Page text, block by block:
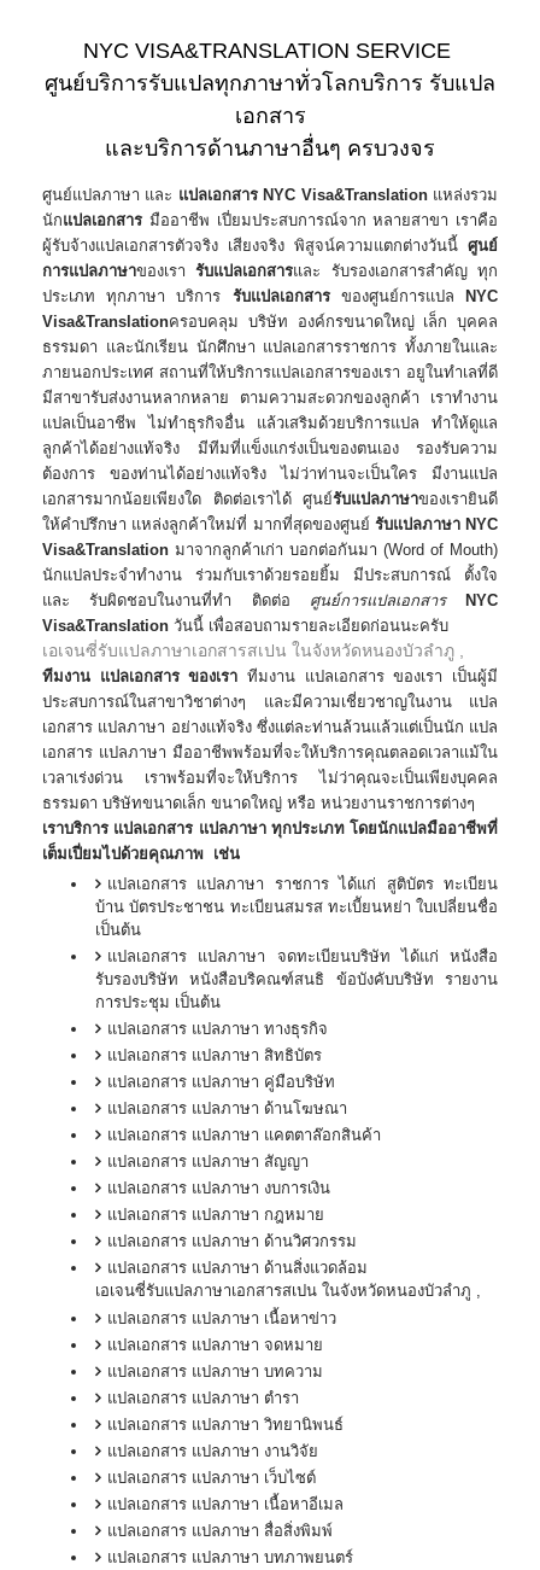
NYC VISA&TRANSLATION SERVICE
ศูนย์บริการรับแปลทุกภาษาทั่วโลกบริการ รับแปล
เอกสาร
​และบริการด้านภาษาอื่นๆ ครบวงจร​
ศูนย์แปลภาษา และ แปลเอกสาร NYC Visa&Translationแหล่งรวม
นักแปลเอกสาร มืออาชีพ เปี่ยมประสบการณ์จาก หลายสาขา เราคือ
ผู้รับจ้างแปลเอกสารตัวจริง เสียงจริง พิสูจน์ความแตกต่างวันนี้ ศูนย์
การแปลภาษาของเรารับแปลเอกสารและ รับรองเอกสารสำคัญ ทุก
ประเภท ทุกภาษา บริการ รับแปลเอกสาร ของศูนย์การแปล
NYC
Visa&Translationครอบคลุม บริษัท องค์กรขนาดใหญ่ เล็ก บุคคล
ธรรมดา และนักเรียน นักศึกษา แปลเอกสารราชการ ทั้งภายในและ
ภายนอกประเทศ สถานที่ให้บริการแปลเอกสารของเรา อยูในทำเลที่ดี
มีสาขารับส่งงานหลากหลาย ตามความสะดวกของลูกค้า เราทำงาน
แปลเป็นอาชีพ ไม่ทำธุรกิจอื่น แล้วเสริมด้วยบริการแปล ทำให้ดูแล
ลูกค้าได้อย่างแท้จริง มีทีมที่แข็งแกร่งเป็นของตนเอง รองรับความ
ต้องการ ของท่านได้อย่างแท้จริง ไม่ว่าท่านจะเป็นใคร มีงานแปล
เอกสารมากน้อยเพียงใด ติดต่อเราได้ ศูนย์รับแปลภาษาของเรายินดี
ให้คำปรึกษา แหล่งลูกค้าใหม่ที่ มากที่สุดของศูนย์ รับแปลภาษา NYC
Visa&Translation มาจากลูกค้าเก่า บอกต่อกันมา (Word of Mouth)
นักแปลประจำทำงาน ร่วมกับเราด้วยรอยยิ้ม มีประสบการณ์ ตั้งใจ
และ รับผิดชอบในงานที่ทำ ติดต่อ ศูนย์การแปลเอกสาร
NYC
Visa&Translation วันนี้ เพื่อสอบถามรายละเอียดก่อนนะครับ
เอเจนซี่รับแปลภาษาเอกสารสเปน ในจังหวัดหนองบัวลำภู ,
​ทีมงาน แปลเอกสาร ของเรา ทีมงาน แปลเอกสาร ของเรา เป็นผู้มี
ประสบการณ์ในสาขาวิชาต่างๆ และมีความเชี่ยวชาญในงาน แปล
เอกสาร แปลภาษา อย่างแท้จริง ซึ่งแต่ละท่านล้วนแล้วแต่เป็นนัก แปล
เอกสาร แปลภาษา มืออาชีพพร้อมที่จะให้บริการคุณตลอดเวลาแม้ใน
เวลาเร่งด่วน เราพร้อมที่จะให้บริการ ไม่ว่าคุณจะเป็นเพียงบุคคล
ธรรมดา บริษัทขนาดเล็ก ขนาดใหญ่ หรือ หน่วยงานราชการต่างๆ
เราบริการ แปลเอกสาร แปลภาษา ทุกประเภท โดยนักแปลมืออาชีพที่
เต็มเปี่ยมไปด้วยคุณภาพ เช่น
แปลเอกสาร แปลภาษา ราชการ ได้แก่ สูติบัตร ทะเบียน
บ้าน บัตรประชาชน ทะเบียนสมรส ทะเบีัยนหย่า ใบเปลี่ยนชื่อ
เป็นต้น
แปลเอกสาร แปลภาษา จดทะเบียนบริษัท ได้แก่ หนังสือ
รับรองบริษัท หนังสือบริคณฑ์สนธิ ข้อบังคับบริษัท รายงาน
การประชุม เป็นต้น
แปลเอกสาร แปลภาษา ทางธุรกิจ
แปลเอกสาร แปลภาษา สิทธิบัตร
แปลเอกสาร แปลภาษา คู่มือบริษัท
แปลเอกสาร แปลภาษา ด้านโฆษณา
แปลเอกสาร แปลภาษา แคตตาล๊อกสินค้า
แปลเอกสาร แปลภาษา สัญญา
แปลเอกสาร แปลภาษา งบการเงิน
แปลเอกสาร แปลภาษา กฎหมาย
แปลเอกสาร แปลภาษา ด้านวิศวกรรม
แปลเอกสาร แปลภาษา ด้านสิ่งแวดล้อม
เอเจนซี่รับแปลภาษาเอกสารสเปน ในจังหวัดหนองบัวลำภู ,
แปลเอกสาร แปลภาษา เนื้อหาข่าว
แปลเอกสาร แปลภาษา จดหมาย
แปลเอกสาร แปลภาษา บทความ
แปลเอกสาร แปลภาษา ตำรา
แปลเอกสาร แปลภาษา วิทยานิพนธ์
แปลเอกสาร แปลภาษา งานวิจัย
แปลเอกสาร แปลภาษา เว็บไซต์
แปลเอกสาร แปลภาษา เนื้อหาอีเมล
แปลเอกสาร แปลภาษา สื่อสิ่งพิมพ์
แปลเอกสาร แปลภาษา บทภาพยนตร์